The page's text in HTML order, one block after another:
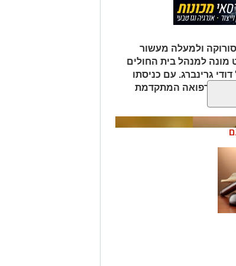
ולמעלה מעשור
מונה למנהל בית החולים
גרינברג. עם כניסתו
יזכו לרפואה המתקדמת